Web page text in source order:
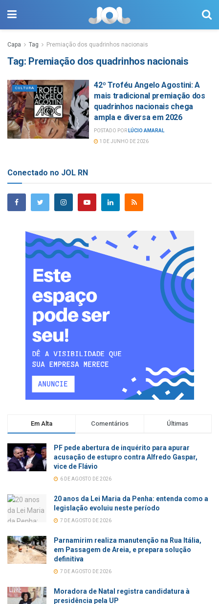
Capa Tag Premiação dos quadrinhos nacionais
Tag: Premiação dos quadrinhos nacionais
CULTURA
42º Troféu Angelo Agostini: A
mais tradicional premiação dos
quadrinhos nacionais chega
ampla e diversa em 2026
POSTADO POR LÚCIO AMARAL
1 DE JUNHO DE 2026
Conectado no JOL RN
Em Alta Comentários Últimas
PF pede abertura de inquérito para apurar
acusação de estupro contra Alfredo Gaspar,
vice de Flávio
6 DE AGOSTO DE 2026
20 anos da Lei Maria da Penha: entenda como a
legislação evoluiu neste período
7 DE AGOSTO DE 2026
Parnamirim realiza manutenção na Rua Itália,
em Passagem de Areia, e prepara solução
definitiva
7 DE AGOSTO DE 2026
Moradora de Natal registra candidatura à
presidência pela UP